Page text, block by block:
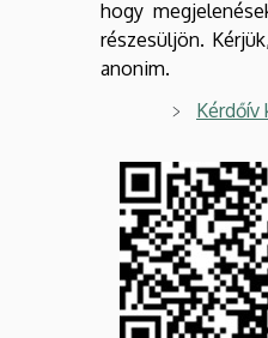
hogy
részesüljön.
anonim.